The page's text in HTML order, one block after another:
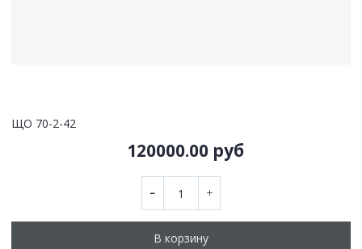
ЩО 70-2-42
120000.00 руб
В корзину